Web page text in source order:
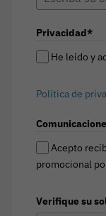
Privacidad*
He leído y
Política de
Acepto
promocional
Verifique su